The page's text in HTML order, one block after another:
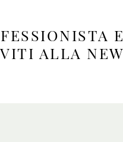
ALLA